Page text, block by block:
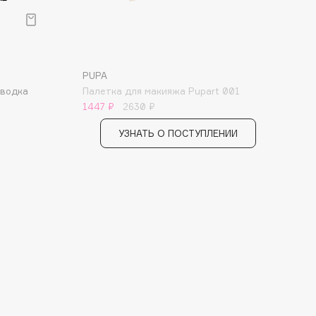
PUPA
Палетка для макияжа Pupart 001
1447 ₽
2630 ₽
УЗНАТЬ О ПОСТУПЛЕНИИ